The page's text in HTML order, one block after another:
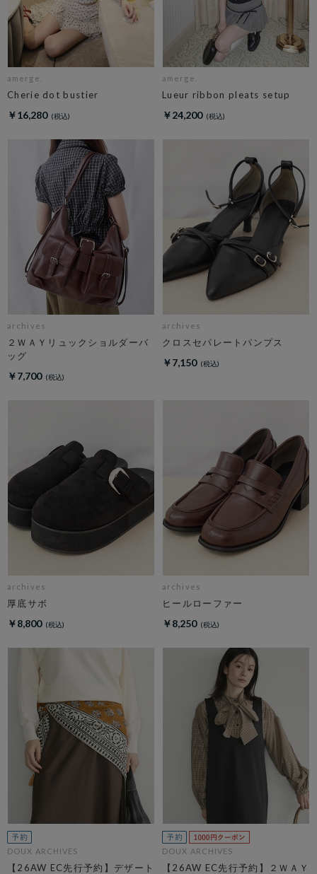
amerge.
Cherie dot bustier
￥16,280
amerge.
Lueur ribbon pleats setup
￥24,200
archives
２ＷＡＹリュックショルダーバ
ッグ
￥7,700
archives
クロスセパレートパンプス
￥7,150
archives
厚底サボ
￥8,800
archives
ヒールローファー
￥8,250
DOUX ARCHIVES
【26AW EC先行予約】デザート
DOUX ARCHIVES
【26AW EC先行予約】２ＷＡＹ